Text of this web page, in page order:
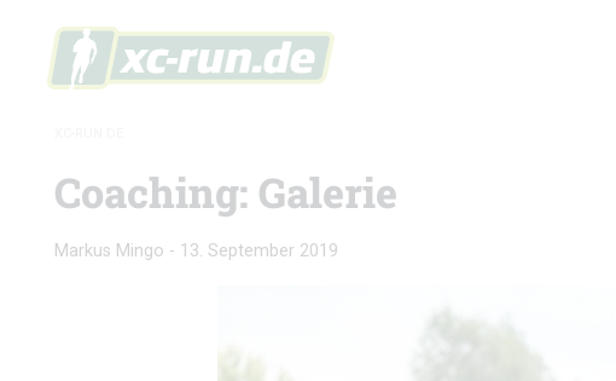
Coaching: Galerie
Markus Mingo - 13. September 2019